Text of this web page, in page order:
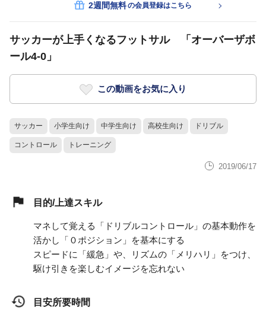
2週間無料の会員登録はこちら
サッカーが上手くなるフットサル 「オーバーザボ
ール4-0」
この動画をお気に入り
サッカー 小学生向け 中学生向け 高校生向け ドリブル
コントロール トレーニング
2019/06/17
目的/上達スキル
マネして覚える「ドリブルコントロール」の基本動作を
活かし「０ポジション」を基本にする
スピードに「緩急」や、リズムの「メリハリ」をつけ、
駆け引きを楽しむイメージを忘れない
目安所要時間